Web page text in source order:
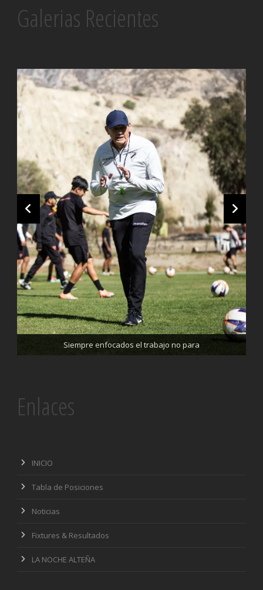
Galerias Recientes
Siempre enfocados el trabajo no para
Trabajando enfocados, listos para el partido de mañana
Enlaces
INICIO
Tabla de Posiciones
Noticias
Fixtures & Resultados
LA NOCHE ALTEÑA